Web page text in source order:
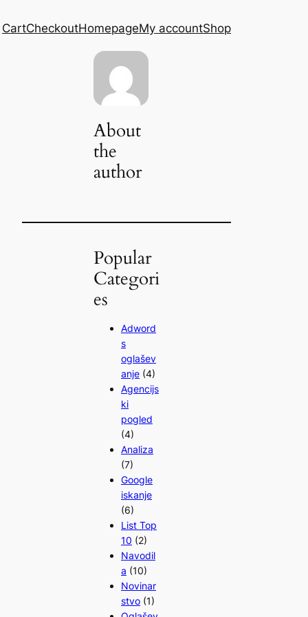
CartCheckoutHomepageMy accountShop
About
the
author
Popular
Categori
es
Adword
s
oglašev
anje (4)
Agencijs
ki
pogled
(4)
Analiza
(7)
Google
iskanje
(6)
List Top
10 (2)
Navodil
a (10)
Novinar
stvo (1)